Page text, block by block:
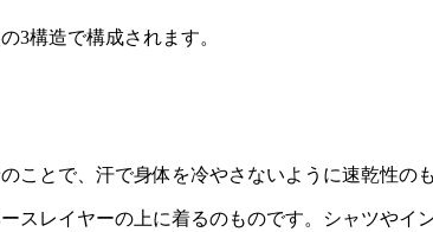
3構造で構成されます。
ことで、汗で身体を冷やさないように速乾性の
スレイヤーの上に着るのものです。シャツや